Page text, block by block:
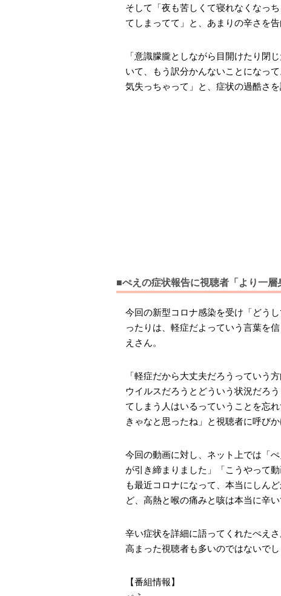
そして「夜も苦しくて寝れなくなっ
てしまってて」と、あまりの辛さを告
「意識朦朧としながら目開けたり閉
いて、もう訳分かんないことになっ
気失っちゃって」と、症状の過酷さを
■ぺえの症状報告に視聴者「より一層
今回の新型コロナ感染を受け「どう
ったりは、軽症だよっていう言葉を
えさん。
「軽症だから大丈夫だろうっていう
ウイルスだろうとどういう状況だろ
てしまう人はいるっていうことを忘
きゃなと思ったね」と視聴者に呼びか
今回の動画に対し、ネット上では「
が引き締まりました」「こうやって
も最近コロナになって、本当にしん
ど、高熱と喉の痛みと咳は本当に辛
辛い症状を詳細に語ってくれたぺえ
高まった視聴者も多いのではないでし
【番組情報】